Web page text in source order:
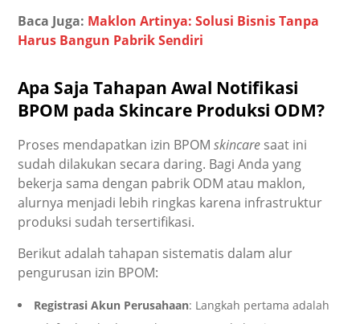
Baca Juga: Maklon Artinya: Solusi Bisnis Tanpa
Harus Bangun Pabrik Sendiri
Apa Saja Tahapan Awal Notifikasi
BPOM pada Skincare Produksi ODM?
Proses mendapatkan izin BPOMskincare saat ini
sudah dilakukan secara daring. Bagi Anda yang
bekerja sama dengan pabrik ODM atau maklon,
alurnya menjadi lebih ringkas karena infrastruktur
produksi sudah tersertifikasi.
Berikut adalah tahapan sistematis dalam alur
pengurusan izin BPOM:
Registrasi Akun Perusahaan: Langkah pertama adalah